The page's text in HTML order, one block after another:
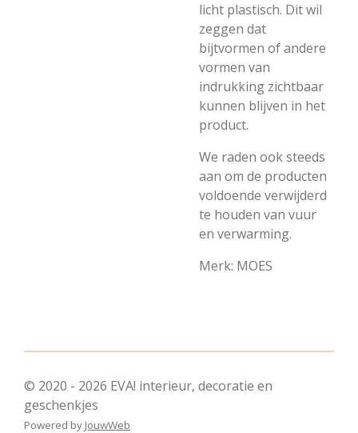
licht plastisch. Dit wil
zeggen dat
bijtvormen of andere
vormen van
indrukking zichtbaar
kunnen blijven in het
product.
We raden ook steeds
aan om de producten
voldoende verwijderd
te houden van vuur
en verwarming.
Merk: MOES
© 2020 - 2026 EVA! interieur, decoratie en
geschenkjes
Powered by JouwWeb